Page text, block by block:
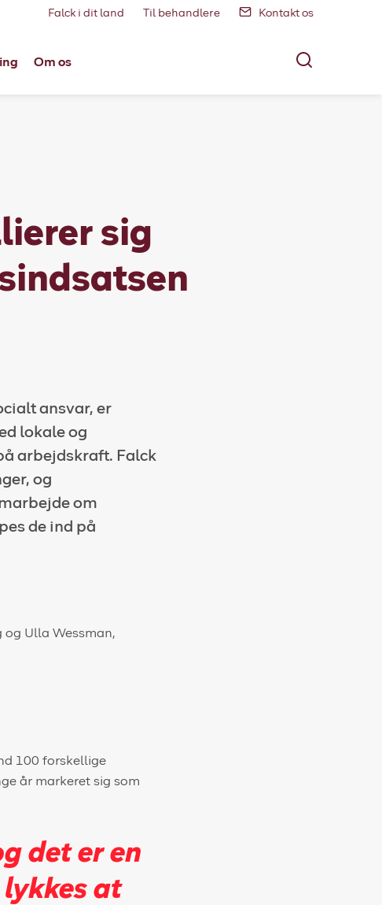
Falck i dit land Til behandlere Kontakt os
Om os
sig
ansvar, er
lokale og
arbejdskraft. Falck
og
om
de ind på
100 forskellige
år markeret sig som
det er en
at